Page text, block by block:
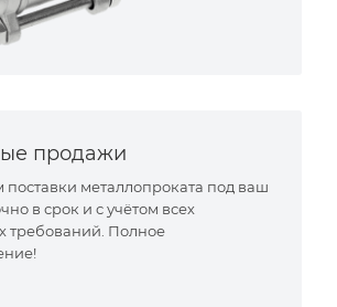
продажи
поставки металлопроката под ваш
в срок и с учётом всех
требований. Полное